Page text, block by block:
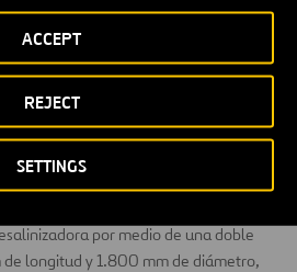
SETTINGS
REJECT
ACCEPT
de PEAD lastrada y un segundo tramo
+ ácido silíceo) puesta en obra
el pozo de bombeo de agua de mar.
equipada con 8 (7+1R) bombas
caudal a 458 m de altura manométrica
de potencia nominal.
por medio de una doble
de longitud y 1.800 mm de diámetro,